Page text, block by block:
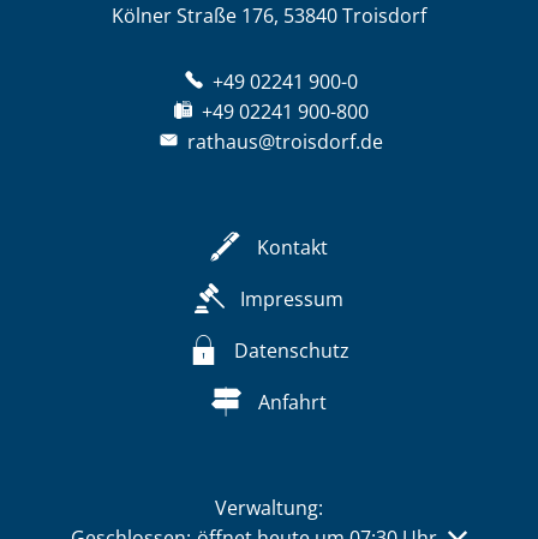
Kölner Straße 176, 53840 Troisdorf
+49 02241 900-0
+49 02241 900-800
rathaus@troisdorf.de
Kontakt
Impressum
Datenschutz
Anfahrt
Verwaltung: